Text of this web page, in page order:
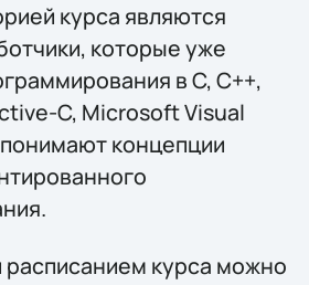
курса являются
которые уже
в C, C++,
C, Microsoft Visual
понимают концепции
курса можно